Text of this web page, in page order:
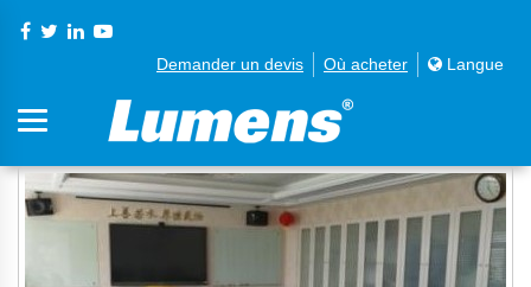
Demander un devis Où acheter Langue